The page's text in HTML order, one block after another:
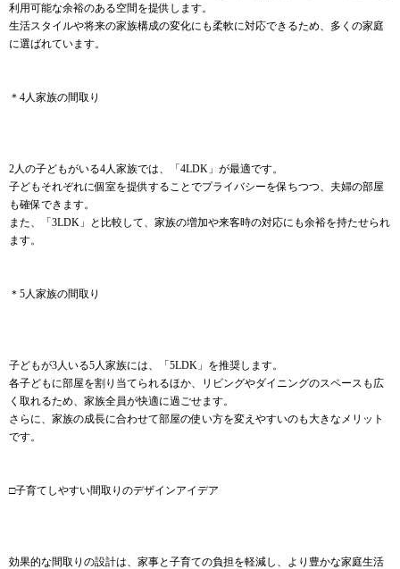
利用可能な余裕のある空間を提供します。
生活スタイルや将来の家族構成の変化にも柔軟に対応できるため、多くの家庭
に選ばれています。
＊4人家族の間取り
2人の子どもがいる4人家族では、「4LDK」が最適です。
子どもそれぞれに個室を提供することでプライバシーを保ちつつ、夫婦の部屋
も確保できます。
また、「3LDK」と比較して、家族の増加や来客時の対応にも余裕を持たせられ
ます。
＊5人家族の間取り
子どもが3人いる5人家族には、「5LDK」を推奨します。
各子どもに部屋を割り当てられるほか、リビングやダイニングのスペースも広
く取れるため、家族全員が快適に過ごせます。
さらに、家族の成長に合わせて部屋の使い方を変えやすいのも大きなメリット
です。
□子育てしやすい間取りのデザインアイデア
効果的な間取りの設計は、家事と子育ての負担を軽減し、より豊かな家庭生活